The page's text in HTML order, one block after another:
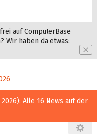
auf ComputerBase
Wir haben da etwas:
2026): Alle 16 News auf der